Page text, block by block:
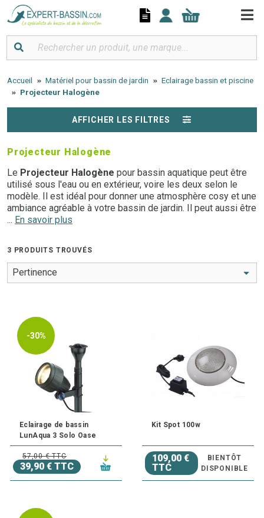
Accueil Matériel pour bassin de jardin
Eclairage bassin et piscine
Projecteur Halogène
AFFICHER LES FILTRES
Projecteur Halogène
Le Projecteur Halogène pour bassin aquatique peut être
utilisé sous l'eau ou en extérieur, voire les deux selon le
modèle. Il est idéal pour donner une atmosphère cosy et une
ambiance agréable à votre bassin de jardin. Il peut aussi être
décliné en plusieurs coloris différents. Découvrez ici tous
meilleur prix. Vous ne manquerez pas de trouver l'éclairage
qu'il vous faut grâce à Expert Bassin, le spécialiste du
bassin d'extérieur. Découvrez nosdifférents types
d'éclairage.
... En savoir plus
3 PRODUITS TROUVÉS
-30%
Eclairage de bassin
LunAqua 3 Solo Oase
57,00 € TTC
39,90 € TTC
Kit Spot 100w
109,00 €
TTC
BIENTÔT
DISPONIBLE
Panneau de gestion des cookies